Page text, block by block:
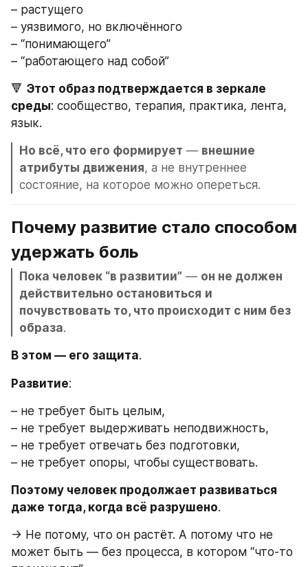
– растущего
– уязвимого, но включённого
– “понимающего”
– “работающего над собой”
🔻 Этот образ подтверждается в зеркале
среды: сообщество, терапия, практика, лента,
язык.
Но всё, что его формирует — внешние
атрибуты движения, а не внутреннее
состояние, на которое можно опереться.
Почему развитие стало способом
удержать боль
Пока человек “в развитии” — он не должен
действительно остановиться и
почувствовать то, что происходит с ним без
образа.
В этом — его защита.
Развитие:
– не требует быть целым,
– не требует выдерживать неподвижность,
– не требует отвечать без подготовки,
– не требует опоры, чтобы существовать.
Поэтому человек продолжает развиваться
даже тогда, когда всё разрушено.
→ Не потому, что он растёт. А потому что не
может быть — без процесса, в котором “что-то